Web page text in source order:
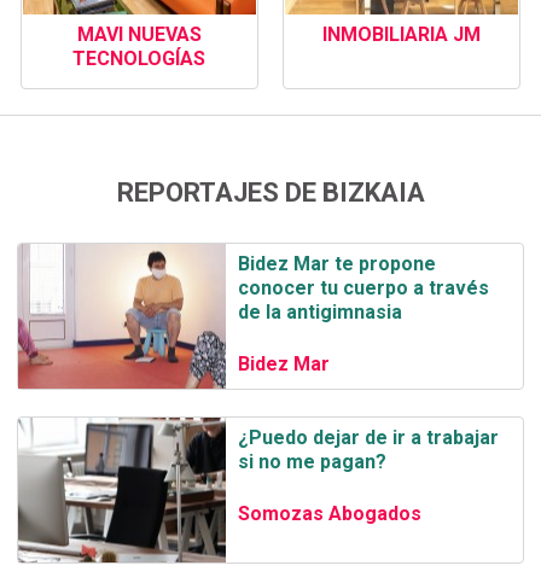
MAVI NUEVAS
TECNOLOGÍAS
INMOBILIARIA JM
REPORTAJES DE BIZKAIA
Bidez Mar te propone
conocer tu cuerpo a través
de la antigimnasia
Bidez Mar
¿Puedo dejar de ir a trabajar
si no me pagan?
Somozas Abogados